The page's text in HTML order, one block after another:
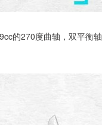
的270度曲轴，双平衡